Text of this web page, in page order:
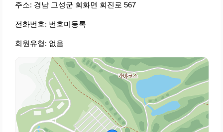
주소: 경남 고성군 회화면 회진로 567
전화번호: 번호미등록
회원유형: 없음